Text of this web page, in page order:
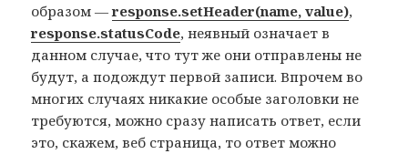
образом —response.setHeader(name, value),
response.statusCode, неявный означает в
данном случае, что тут же они отправлены не
будут, а подождут первой записи. Впрочем во
многих случаях никакие особые заголовки не
требуются, можно сразу написать ответ, если
это, скажем, веб страница, то ответ можно